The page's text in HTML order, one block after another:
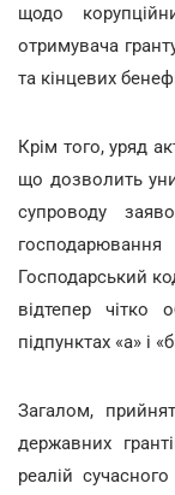
щодо
отримувача
та кінцевих
Крім того, уряд
що дозволить
супроводу
Господарський
відтепер
підпунктах «а» і
Загалом,
державних
реалій